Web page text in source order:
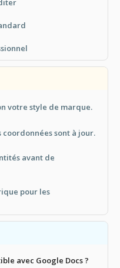
votre style de marque.
coordonnées sont à jour.
avant de
pour les
avec Google Docs ?